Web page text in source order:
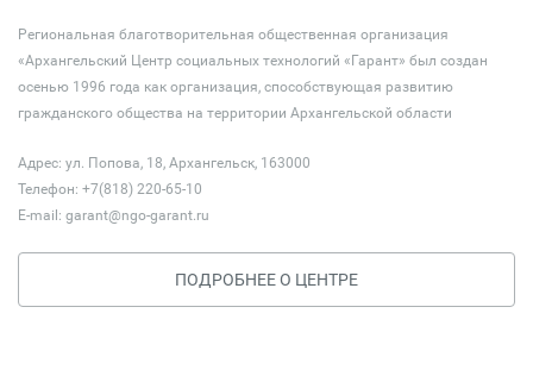
Региональная благотворительная общественная организация
«Архангельский Центр социальных технологий «Гарант» был создан
осенью 1996 года как организация, способствующая развитию
гражданского общества на территории Архангельской области
Адрес: ул. Попова, 18, Архангельск, 163000
Телефон: +7(818) 220-65-10
E-mail: garant@ngo-garant.ru
ПОДРОБНЕЕ О ЦЕНТРЕ